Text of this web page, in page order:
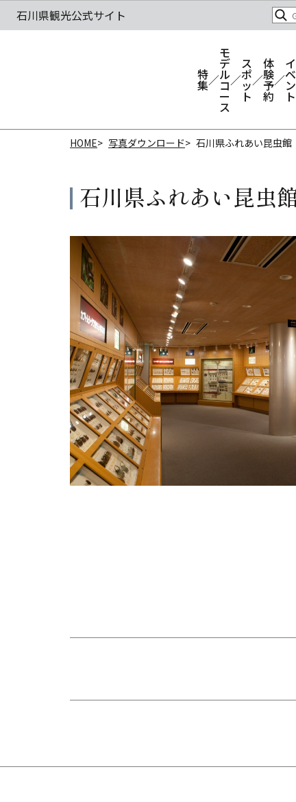
特
集
モ
デ
ル
コ
ー
ス
ス
ポ
ッ
ト
体
験
予
約
イ
ベ
ン
ト
HOME 写真ダウンロード 石川県ふれあい昆虫館
石川県ふれあい昆虫